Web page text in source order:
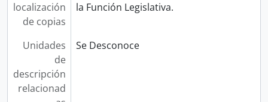
localización
de copias
la Función Legislativa.
Unidades
de
descripción
relacionad
Se Desconoce